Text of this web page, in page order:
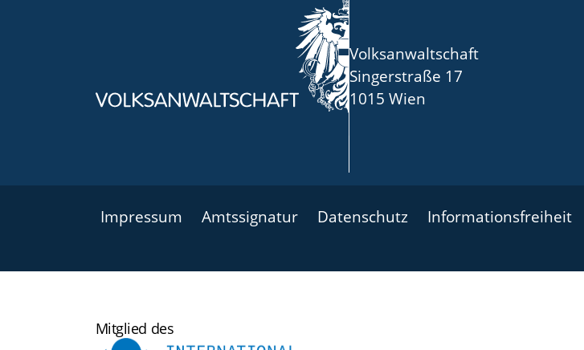
Volksanwaltschaft
Singerstraße 17
1015 Wien
Impressum Amtssignatur Datenschutz Informationsfreiheit
Mitglied des
International
Ombudsman